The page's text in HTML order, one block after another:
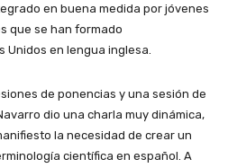
en buena medida por jóvenes
que se han formado
en lengua inglesa.
de ponencias y una sesión de
dio una charla muy dinámica,
la necesidad de crear un
científica en español. A